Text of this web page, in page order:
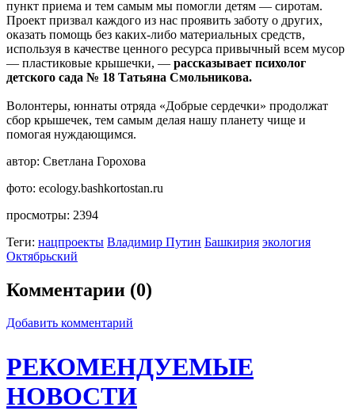
пункт приема и тем самым мы помогли детям — сиротам.
Проект призвал каждого из нас проявить заботу о других,
оказать помощь без каких-либо материальных средств,
используя в качестве ценного ресурса привычный всем мусор
— пластиковые крышечки, — рассказывает психолог
детского сада № 18 Татьяна Смольникова.
Волонтеры, юннаты отряда «Добрые сердечки» продолжат
сбор крышечек, тем самым делая нашу планету чище и
помогая нуждающимся.
автор: Светлана Горохова
фото: ecology.bashkortostan.ru
просмотры: 2394
Теги: нацпроекты Владимир Путин Башкирия экология
Октябрьский
Комментарии (0)
Добавить комментарий
РЕКОМЕНДУЕМЫЕ
НОВОСТИ